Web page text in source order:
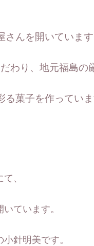
んを開いています
わり、地元福島の
菓子を作っていま
、
ています。
針明美です。